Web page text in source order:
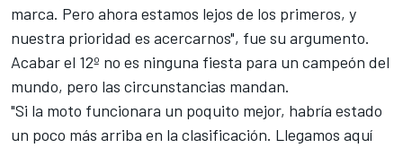
marca. Pero ahora estamos lejos de los primeros, y
nuestra prioridad es acercarnos", fue su argumento.
Acabar el 12º no es ninguna fiesta para un campeón del
mundo, pero las circunstancias mandan.
"Si la moto funcionara un poquito mejor, habría estado
un poco más arriba en la clasificación. Llegamos aquí